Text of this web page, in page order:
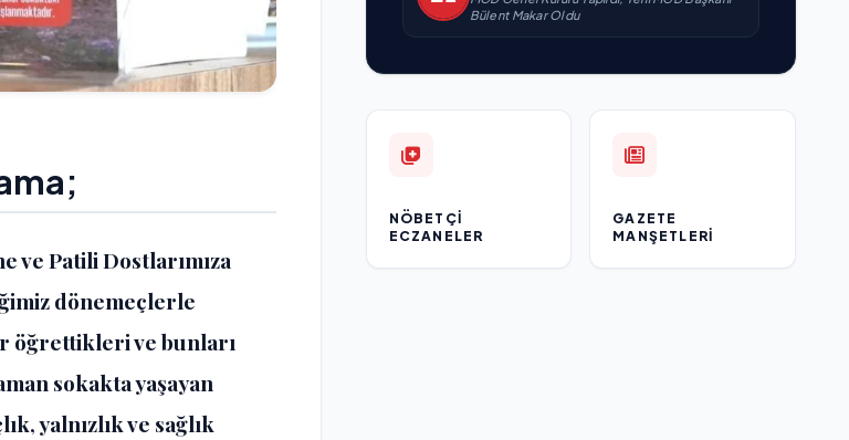
ve Patili Dostlarımıza
dönemeçlerle
öğrettikleri ve bunları
sokakta yaşayan
yalnızlık ve sağlık
Bülent Makar Oldu
NÖBETÇI
ECZANELER
GAZETE
MANŞETLERI